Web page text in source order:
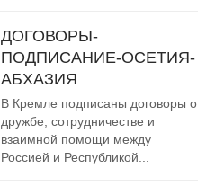
ДОГОВОРЫ-
ПОДПИСАНИЕ-ОСЕТИЯ-
АБХАЗИЯ
В Кремле подписаны договоры о
дружбе, сотрудничестве и
взаимной помощи между
Россией и Республикой...